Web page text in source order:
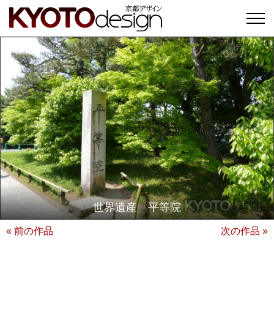
世界遺産 平等院
« 前の作品 次の作品 »